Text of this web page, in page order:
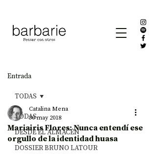
Entrada
TODAS
DESDE EL ALMACÉN
DOSSIER BRUNO LATOUR
TODAS
Mariairis Flores: Nunca entendí ese
orgullo de la identidad huasa
Catalina Mena
30 may 2018